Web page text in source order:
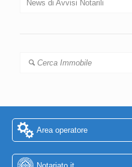
News di Avvisi Notarili
Cerca Immobile
Area operatore